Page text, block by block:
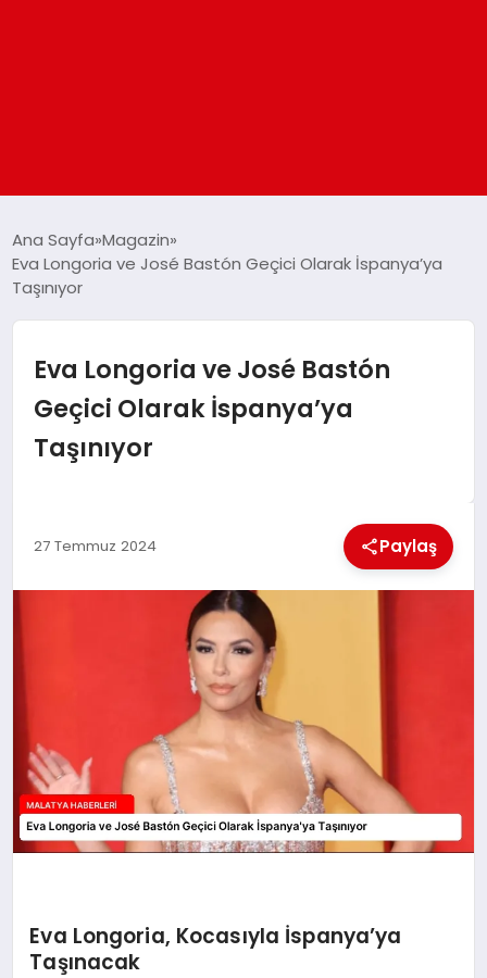
GÜNDEM
DÜNYA
EĞITIM
MAGAZIN
SPOR
TEKNOLOJI
Ana Sayfa Magazin
Eva Longoria ve José Bastón Geçici Olarak İspanya’ya
Taşınıyor
Eva Longoria ve José Bastón
Geçici Olarak İspanya’ya
Taşınıyor
27 Temmuz 2024 Paylaş
Eva Longoria, Kocasıyla İspanya’ya
Taşınacak